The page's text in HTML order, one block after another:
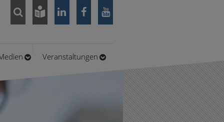
Veranstaltungen